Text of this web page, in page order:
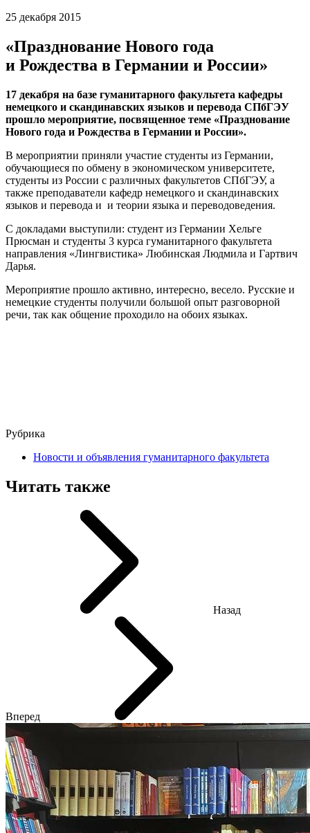
25 декабря 2015
«Празднование Нового года
и Рождества в Германии и России»
17 декабря на базе гуманитарного факультета кафедры
немецкого и скандинавских языков и перевода СПбГЭУ
прошло мероприятие, посвященное теме «Празднование
Нового года и Рождества в Германии и России».
В мероприятии приняли участие студенты из Германии,
обучающиеся по обмену в экономическом университете,
студенты из России с различных факультетов СПбГЭУ, а
также преподаватели кафедр немецкого и скандинавских
языков и перевода и и теории языка и переводоведения.
С докладами выступили: студент из Германии Хельге
Прюсман и студенты 3 курса гуманитарного факультета
направления «Лингвистика» Любинская Людмила и Гартвич
Дарья.
Мероприятие прошло активно, интересно, весело. Русские и
немецкие студенты получили большой опыт разговорной
речи, так как общение проходило на обоих языках.
Рубрика
Новости и объявления гуманитарного факультета
Читать также
Назад
Вперед